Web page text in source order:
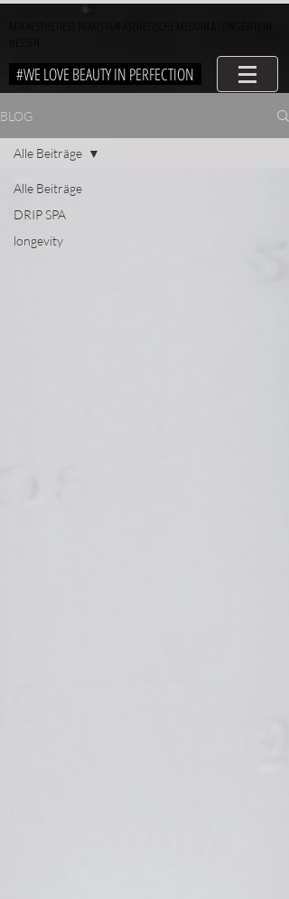
#WE LOVE BEAUTY IN PERFECTION
BLOG
Alle Beiträge
DRIP SPA
longevity
Alle Beiträge